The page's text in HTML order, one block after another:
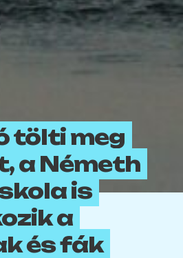
tölti meg
a Németh
is
a
és fák